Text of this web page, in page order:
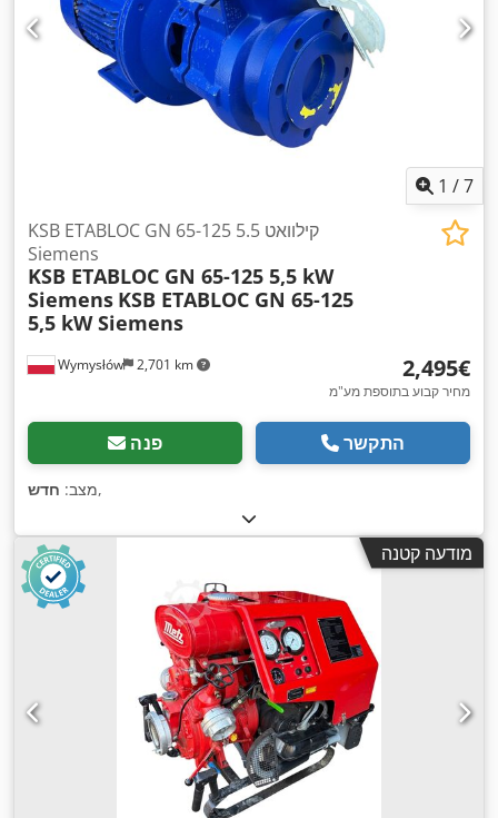
1 /7
Wymysłów 2,701 km
KSB ETABLOC GN 65-125 5.5 קילוואט
Siemens
KSB ETABLOC GN 65-125 5,5 kW
Siemens KSB ETABLOC GN 65-125
5,5 kW Siemens
‏2,495 ‏€
מחיר קבוע בתוספת מע"מ
פנה התקשר
מצב: חדש ,
מודעה קטנה